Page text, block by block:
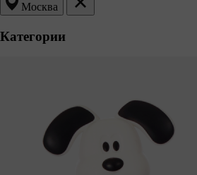
Москва
Категории